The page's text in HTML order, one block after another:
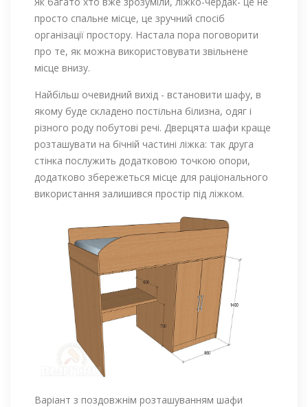
просто спальне місце, це зручний спосіб
організації простору. Настала пора поговорити
про те, як можна використовувати звільнене
місце внизу.
Найбільш очевидний вихід - встановити шафу, в
якому буде складено постільна білизна, одяг і
різного роду побутові речі. Дверцята шафи краще
розташувати на бічній частині ліжка: так друга
стінка послужить додатковою точкою опори,
додатково збережеться місце для раціонального
використання залишився простір під ліжком.
Варіант з поздовжнім розташуванням шафи